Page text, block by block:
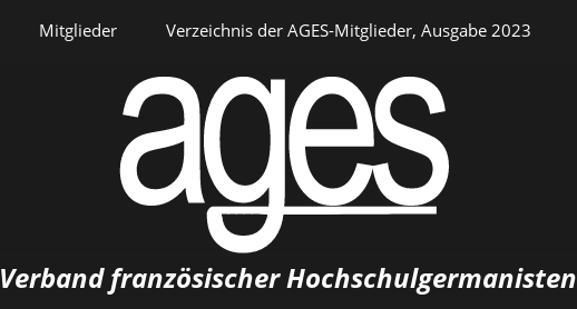
Auswahlverfahren
Mitglieder
Persönlicher Bereich
Verzeichnis der AGES-Mitglieder, Ausgabe 2023
Verband französischer Hochschulgermanisten